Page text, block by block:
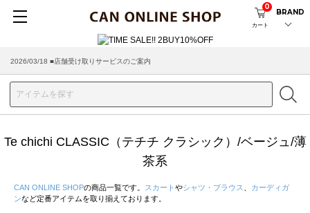
カート
0
BRAND
2026/03/18 ■店舗受け取りサービスのご案内
Te chichi CLASSIC（テチチ クラシック）/ベージュ/薄
茶系
CAN ONLINE SHOPの商品一覧です。 スカート やシャツ・ブラウス
カーディガ
ンなど定番アイテムを取り揃えております。